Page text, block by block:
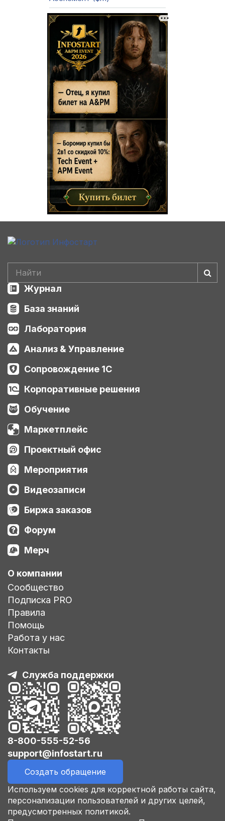
Журнал
База знаний
Лаборатория
Анализ & Управление
Сопровождение 1С
Корпоративные решения
Обучение
Маркетплейс
Проектный офис
Мероприятия
Видеозаписи
Биржа заказов
Форум
Мерч
О компании
Сообщество
Подписка PRO
Правила
Помощь
Работа у нас
Контакты
Служба поддержки
8-800-555-52-56
support@infostart.ru
Создать обращение
Используем cookies для корректной работы сайта,
персонализации пользователей и других целей,
предусмотренных политикой.